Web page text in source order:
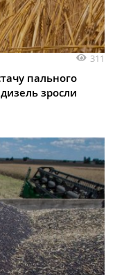
311
пального
зросли